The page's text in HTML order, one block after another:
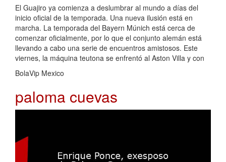
El Guajiro ya comienza a deslumbrar al mundo a días del
inicio oficial de la temporada. Una nueva ilusión está en
marcha. La temporada del Bayern Múnich está cerca de
comenzar oficialmente, por lo que el conjunto alemán está
llevando a cabo una serie de encuentros amistosos. Este
viernes, la máquina teutona se enfrentó al Aston Villa y con
BolaVip Mexico
paloma cuevas